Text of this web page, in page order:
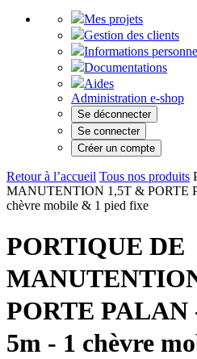
Mes projets
Gestion des clients
Informations
Documentations
Aides
Administration e-shop
Se déconnecter
Se connecter
Créer un compte
Retour à l’accueil Tous nos produits
MANUTENTION 1,5T & PORTE
chèvre mobile & 1 pied fixe
PORTIQUE DE
PORTE PALAN
5m - 1 chèvre